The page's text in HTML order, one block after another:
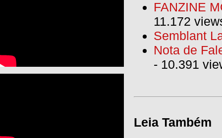
FANZINE
11.172
Semblant
Nota de
- 10.391
Leia Também